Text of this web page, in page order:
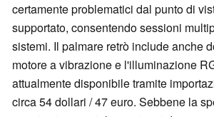
certamente problematici dal punto di
supportato, consentendo sessioni
sistemi. Il palmare retrò include anche
motore a vibrazione e l'illuminazione
attualmente disponibile tramite
circa 54 dollari / 47 euro. Sebbene la